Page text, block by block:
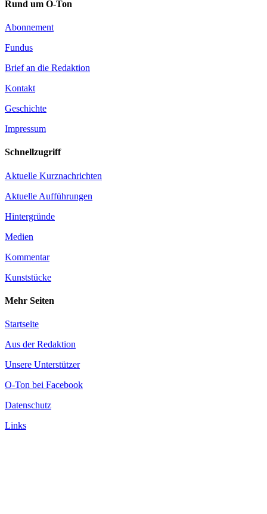
Rund um O-Ton
Abonnement
Fundus
Brief an die Redaktion
Kontakt
Geschichte
Impressum
Schnellzugriff
Aktuelle Kurznachrichten
Aktuelle Aufführungen
Hintergründe
Medien
Kommentar
Kunststücke
Mehr Seiten
Startseite
Aus der Redaktion
Unsere Unterstützer
O-Ton bei Facebook
Datenschutz
Links